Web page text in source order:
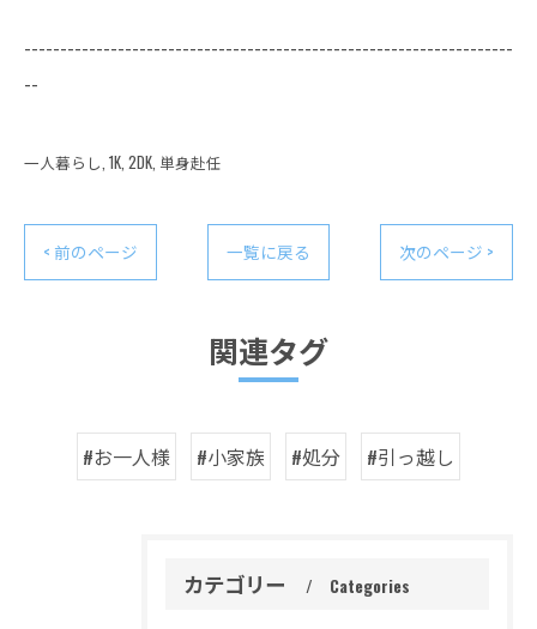
--------------------------------------------------------------------
--
一人暮らし 1K 2DK 単身赴任
< 前のページ 一覧に戻る 次のページ >
関連タグ
#お一人様 #小家族 #処分 #引っ越し
カテゴリー Categories